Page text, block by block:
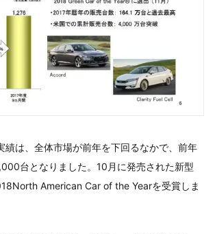
績は、全体市場が前年を下回るなかで、前年
台となりました。10月に発売された新型
American Car of the Yearを受賞しま